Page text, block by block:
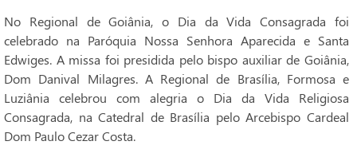
No Regional de Goiânia, o Dia da Vida Consagrada foi
celebrado na Paróquia Nossa Senhora Aparecida e Santa
Edwiges. A missa foi presidida pelo bispo auxiliar de Goiânia,
Dom Danival Milagres. A Regional de Brasília, Formosa e
Luziânia celebrou com alegria o Dia da Vida Religiosa
Consagrada, na Catedral de Brasília pelo Arcebispo Cardeal
Dom Paulo Cezar Costa.